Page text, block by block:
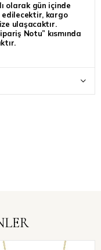
olarak gün içinde
kargo
ulaşacaktır.
Notu” kısmında